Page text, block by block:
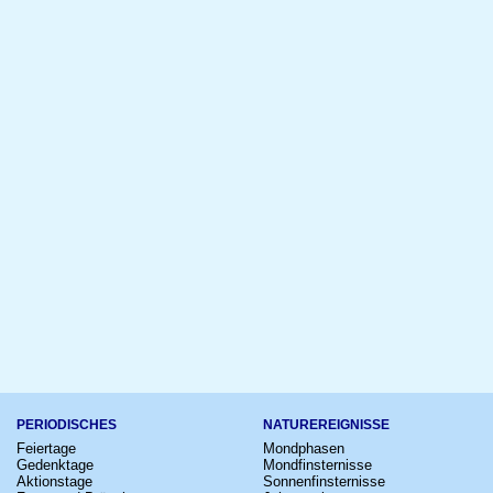
PERIODISCHES
Feiertage
Gedenktage
Aktionstage
NATUREREIGNISSE
Mondphasen
Mondfinsternisse
Sonnenfinsternisse